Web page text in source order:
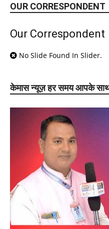
OUR CORRESPONDENT
Our Correspondent
No Slide Found In Slider.
केमास न्यूज़ हर समय आपके